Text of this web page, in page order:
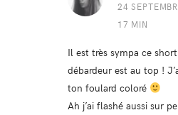
24
17 MIN
Il est très sympa ce
débardeur est au top !
ton foulard coloré
Ah j’ai flashé aussi sur